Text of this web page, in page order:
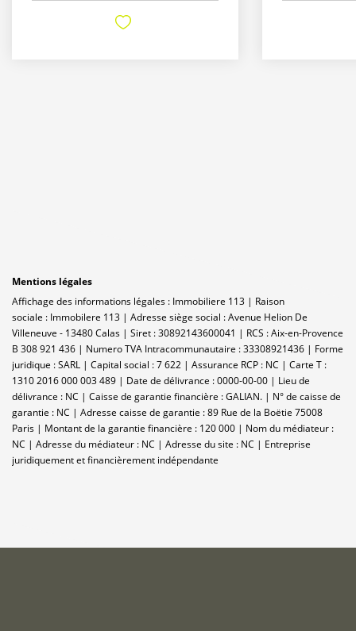
Mentions légales
Affichage des informations légales : Immobiliere 113 | Raison
sociale : Immobilere 113 | Adresse siège social : Avenue Helion De
Villeneuve - 13480 Calas | Siret : 30892143600041 | RCS : Aix-en-Provence
B 308 921 436 | Numero TVA Intracommunautaire : 33308921436 | Forme
juridique : SARL | Capital social : 7 622 | Assurance RCP : NC | Carte T :
1310 2016 000 003 489 | Date de délivrance : 0000-00-00 | Lieu de
délivrance : NC | Caisse de garantie financière : GALIAN. | N° de caisse de
garantie : NC | Adresse caisse de garantie : 89 Rue de la Boëtie 75008
Paris | Montant de la garantie financière : 120 000 | Nom du médiateur :
NC | Adresse du médiateur : NC | Adresse du site : NC | Entreprise
juridiquement et financièrement indépendante